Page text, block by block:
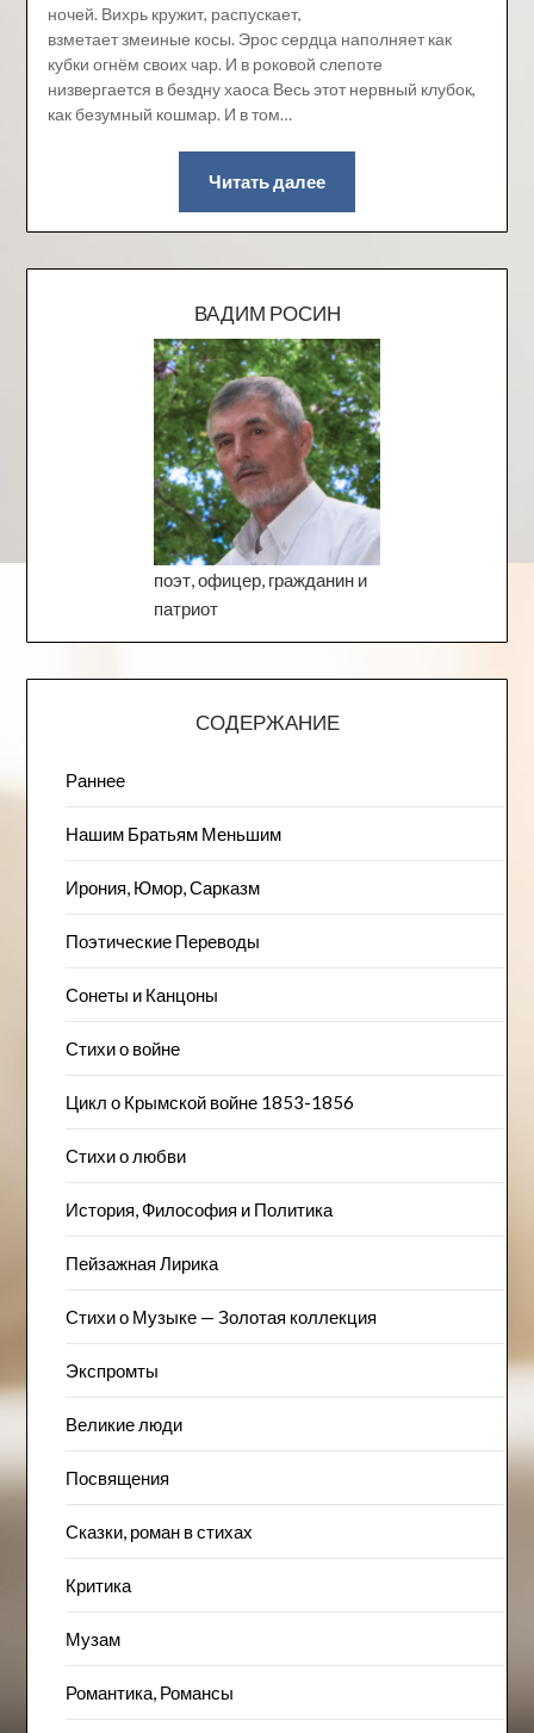
ночей. Вихрь кружит, распускает,
взметает змеиные косы. Эрос сердца наполняет как
кубки огнём своих чар. И в роковой слепоте
низвергается в бездну хаоса Весь этот нервный клубок,
как безумный кошмар. И в том…
Читать далее
ВАДИМ РОСИН
поэт, офицер, гражданин и
патриот
СОДЕРЖАНИЕ
Раннее
Нашим Братьям Меньшим
Ирония, Юмор, Сарказм
Поэтические Переводы
Сонеты и Канцоны
Стихи о войне
Цикл о Крымской войне 1853-1856
Стихи о любви
История, Философия и Политика
Пейзажна​я Лирика
Стихи о Музыке — Золотая коллекция
Экспромты
Великие люди
Посвящения
Сказки, роман в стихах
Критика
Музам
Романтика, Романсы